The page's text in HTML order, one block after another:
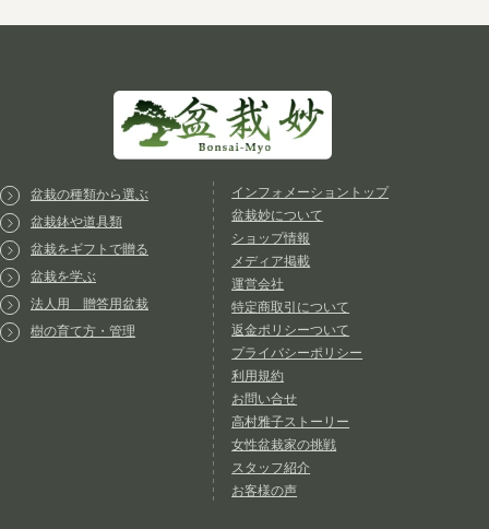
盆栽の種類から選ぶ
盆栽鉢や道具類
盆栽をギフトで贈る
盆栽を学ぶ
法人用 贈答用盆栽
樹の育て方・管理
インフォメーショントップ
盆栽妙について
ショップ情報
メディア掲載
運営会社
特定商取引について
返金ポリシーついて
プライバシーポリシー
利用規約
お問い合せ
高村雅子ストーリー
女性盆栽家の挑戦
スタッフ紹介
お客様の声